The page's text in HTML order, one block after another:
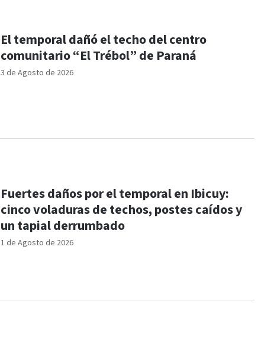
3 de Agosto de 2026
El temporal dañó el techo del centro
comunitario “El Trébol” de Paraná
1 de Agosto de 2026
Fuertes daños por el temporal en Ibicuy:
cinco voladuras de techos, postes caídos y
un tapial derrumbado